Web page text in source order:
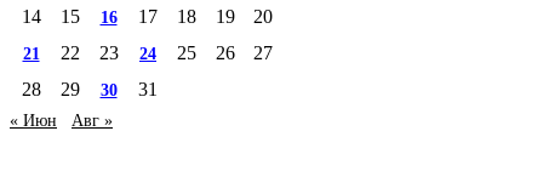
14 15 16 17 18 19 20
21 22 23 24 25 26
27
28
29 30 31
« Июн Авг »